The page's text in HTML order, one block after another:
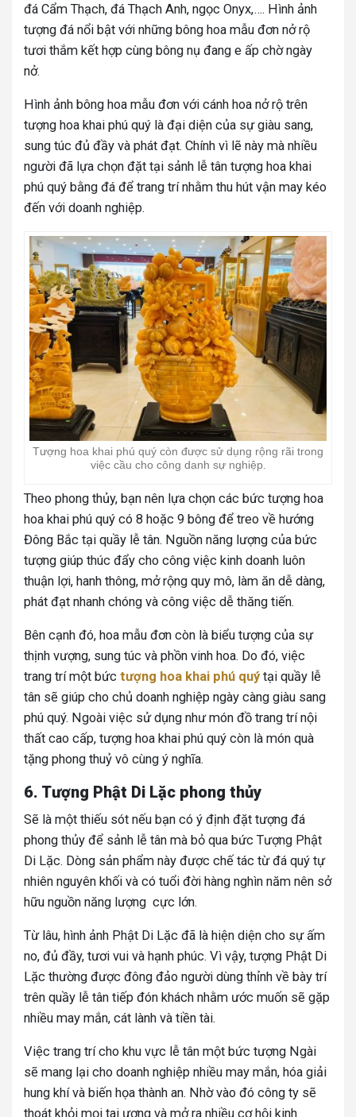
đá Cẩm Thạch, đá Thạch Anh, ngọc Onyx,…. Hình ảnh
tượng đá nổi bật với những bông hoa mẫu đơn nở rộ
tươi thắm kết hợp cùng bông nụ đang e ấp chờ ngày
nở.
Hình ảnh bông hoa mẫu đơn với cánh hoa nở rộ trên
tượng hoa khai phú quý là đại diện của sự giàu sang,
sung túc đủ đầy và phát đạt. Chính vì lẽ này mà nhiều
người đã lựa chọn đặt tại sảnh lễ tân tượng hoa khai
phú quý bằng đá để trang trí nhằm thu hút vận may kéo
đến với doanh nghiệp.
Tượng hoa khai phú quý còn được sử dụng rộng rãi trong
việc cầu cho công danh sự nghiệp.
Theo phong thủy, bạn nên lựa chọn các bức tượng hoa
hoa khai phú quý có 8 hoặc 9 bông để treo về hướng
Đông Bắc tại quầy lễ tân. Nguồn năng lượng của bức
tượng giúp thúc đẩy cho công việc kinh doanh luôn
thuận lợi, hanh thông, mở rộng quy mô, làm ăn dễ dàng,
phát đạt nhanh chóng và công việc dễ thăng tiến.
Bên cạnh đó, hoa mẫu đơn còn là biểu tượng của sự
thịnh vượng, sung túc và phồn vinh hoa. Do đó, việc
trang trí một bức tượng hoa khai phú quýtại quầy lễ
tân sẽ giúp cho chủ doanh nghiệp ngày càng giàu sang
phú quý. Ngoài việc sử dụng như món đồ trang trí nội
thất cao cấp, tượng hoa khai phú quý còn là món quà
tặng phong thuỷ vô cùng ý nghĩa.
6. Tượng Phật Di Lặc phong thủy
Sẽ là một thiếu sót nếu bạn có ý định đặt tượng đá
phong thủy để sảnh lễ tân mà bỏ qua bức Tượng Phật
Di Lặc. Dòng sản phẩm này được chế tác từ đá quý tự
nhiên nguyên khối và có tuổi đời hàng nghìn năm nên sở
hữu nguồn năng lượng cực lớn.
Từ lâu, hình ảnh Phật Di Lặc đã là hiện diện cho sự ấm
no, đủ đầy, tươi vui và hạnh phúc. Vì vậy, tượng Phật Di
Lặc thường được đông đảo người dùng thỉnh về bày trí
trên quầy lễ tân tiếp đón khách nhằm ước muốn sẽ gặp
nhiều may mắn, cát lành và tiền tài.
Việc trang trí cho khu vực lễ tân một bức tượng Ngài
sẽ mang lại cho doanh nghiệp nhiều may mắn, hóa giải
hung khí và biến họa thành an. Nhờ vào đó công ty sẽ
thoát khỏi mọi tai ương và mở ra nhiều cơ hội kinh